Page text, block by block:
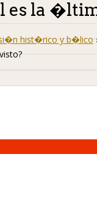
es la
hist�rico y b�lico